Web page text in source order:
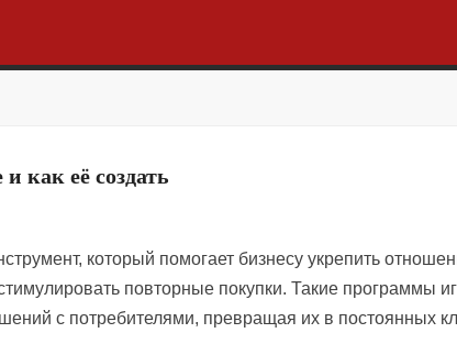
как её создать
который помогает бизнесу укрепить
повторные покупки. Такие программы
с потребителями, превращая их в постоянных